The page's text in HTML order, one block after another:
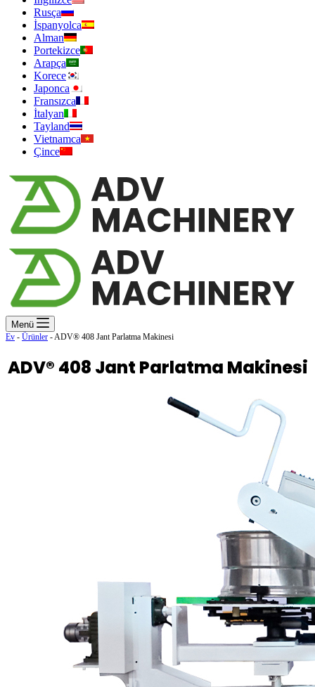
Rusça
İspanyolca
Alman
Portekizce
Arapça
Korece
Japonca
Fransızca
İtalyan
Tayland
Vietnamca
Çince
Menü
Ev - Ürünler -ADV® 408 Jant Parlatma Makinesi
ADV® 408 Jant Parlatma Makinesi